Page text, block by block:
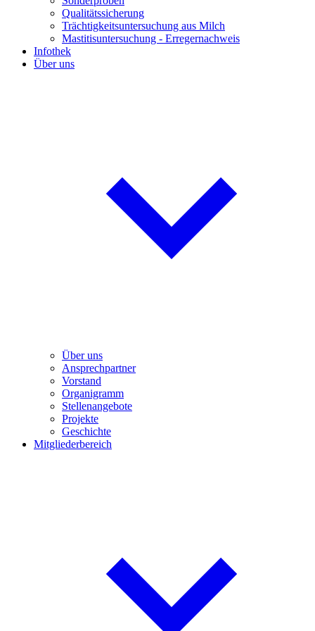
Qualitätssicherung
Trächtigkeitsuntersuchung aus Milch
Mastitisuntersuchung - Erregernachweis
Infothek
Über uns
Über uns
Ansprechpartner
Vorstand
Organigramm
Stellenangebote
Projekte
Geschichte
Mitgliederbereich